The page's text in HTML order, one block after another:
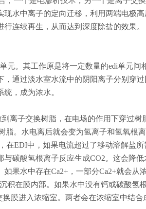
水中离子的定向迁移，利用两端电极
连续再生，从而达到深度除盐的效果。
元。其工作原是将一定数量的edi单元间
通过淡水室水流中的阴阳离子分别穿
，成为浓水。
离子交换树脂，在电场的作用下穿过树
脂。水电离后就会变为氢离子和氢氧根
在EDI中，如果电流超过了移动溶解盐
碳酸氢根离子反应生成CO2。这会降
果水中存在Ca2+，一部分Ca2+就会从
积在膜内部。如果水中没有钙或碳酸氢
膜进入浓缩室。两者会在浓缩室中结合